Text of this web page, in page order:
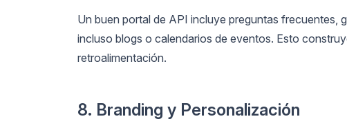
Un buen portal de API incluye preguntas frecuentes,
incluso blogs o calendarios de eventos. Esto
retroalimentación.
8. Branding y Personalización